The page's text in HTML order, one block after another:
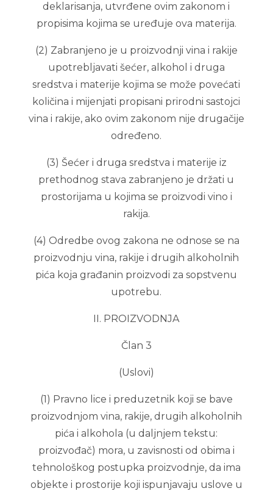
deklarisanja, utvrđene ovim zakonom i
propisima kojima se uređuje ova materija.
(2) Zabranjeno je u proizvodnji vina i rakije
upotrebljavati šećer, alkohol i druga
sredstva i materije kojima se može povećati
količina i mijenjati propisani prirodni sastojci
vina i rakije, ako ovim zakonom nije drugačije
određeno.
(3) Šećer i druga sredstva i materije iz
prethodnog stava zabranjeno je držati u
prostorijama u kojima se proizvodi vino i
rakija.
(4) Odredbe ovog zakona ne odnose se na
proizvodnju vina, rakije i drugih alkoholnih
pića koja građanin proizvodi za sopstvenu
upotrebu.
II. PROIZVODNJA
Član 3
(Uslovi)
(1) Pravno lice i preduzetnik koji se bave
proizvodnjom vina, rakije, drugih alkoholnih
pića i alkohola (u daljnjem tekstu:
proizvođač) mora, u zavisnosti od obima i
tehnološkog postupka proizvodnje, da ima
objekte i prostorije koji ispunjavaju uslove u